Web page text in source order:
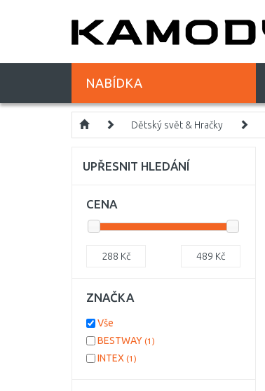
NABÍDKA
Dětský svět & Hračky
UPŘESNIT HLEDÁNÍ
CENA
288 Kč 489 Kč
ZNAČKA
Vše
BESTWAY (1)
INTEX (1)